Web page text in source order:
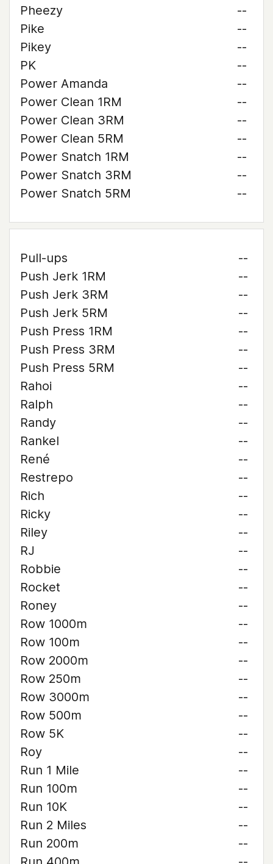
Pheezy
--
Pike
--
Pikey
--
PK
--
Power Amanda
--
Power Clean 1RM
--
Power Clean 3RM
--
Power Clean 5RM
--
Power Snatch 1RM
--
Power Snatch 3RM
--
Power Snatch 5RM
--
Pull-ups
--
Push Jerk 1RM
--
Push Jerk 3RM
--
Push Jerk 5RM
--
Push Press 1RM
--
Push Press 3RM
--
Push Press 5RM
--
Rahoi
--
Ralph
--
Randy
--
Rankel
--
René
--
Restrepo
--
Rich
--
Ricky
--
Riley
--
RJ
--
Robbie
--
Rocket
--
Roney
--
Row 1000m
--
Row 100m
--
Row 2000m
--
Row 250m
--
Row 3000m
--
Row 500m
--
Row 5K
--
Roy
--
Run 1 Mile
--
Run 100m
--
Run 10K
--
Run 2 Miles
--
Run 200m
--